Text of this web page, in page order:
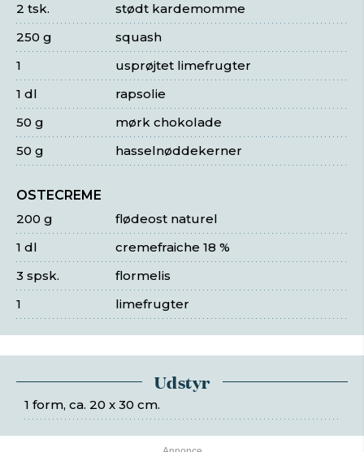
stødt kardemomme
2 tsk.
squash
250 g
usprøjtet limefrugter
1
rapsolie
1 dl
mørk chokolade
50 g
hasselnøddekerner
50 g
OSTECREME
flødeost naturel
200 g
cremefraiche 18 %
1 dl
flormelis
3 spsk.
limefrugter
1
Udstyr
1 form, ca. 20 x 30 cm.